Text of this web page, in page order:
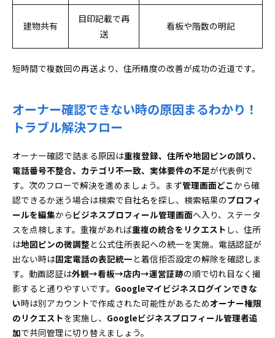
建物共有
目印記載で再
送
看板や階数の明記
短時間で複数回の再送より、住所精度の改善が成功の近道です。
オーナー確認できない時の原因まるわかり！
トラブル解決フロー
オーナー確認で詰まる原因は重複登録、住所や地図ピンの誤り、
電話番号不整合、カテゴリ不一致、実体要件の不足が代表例で
す。次のフローで解決を進めましょう。まず管理画面どこから確
認できるか迷う場合は検索で自社名を探し、検索結果のプロフィ
ールを編集から ビジネスプロフィール管理画面へ入り、ステータ
スを点検します。重複があれば重複の統合をリクエスト し、住所
は地図ピンの微調整と公式住所表記への統一を実施。電話認証が
出ない時は固定電話の表記統一と着信拒否設定の解除を確認しま
す。動画認証は外観→看板→店内→運営証跡の順で切れ目なく撮
影すると通りやすいです。 Googleマイビジネスログインできな
い時は別アカウントで作成された可能性があるためオーナー権限
のリクエストを実施し、 Googleビジネスプロフィール管理者追
加で共同管理に切り替えましょう。